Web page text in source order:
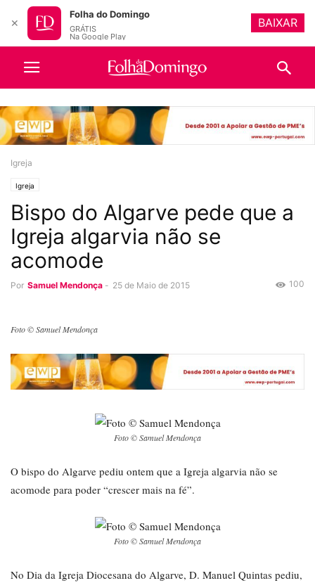
Igreja
Igreja
Bispo do Algarve pede que a
Igreja algarvia não se
acomode
Por Samuel Mendonça - 25 de Maio de 2015 100
Foto © Samuel Mendonça
Foto © Samuel Mendonça
O bispo do Algarve pediu ontem que a Igreja algarvia não se
acomode para poder “crescer mais na fé”.
Foto © Samuel Mendonça
No Dia da Igreja Diocesana do Algarve, D. Manuel Quintas pediu,
✕
Folha do Domingo
GRÁTIS
Na Google Play
BAIXAR